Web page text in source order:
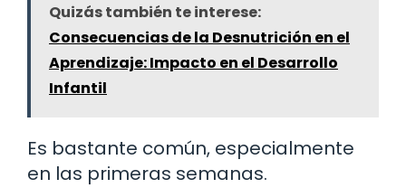
Quizás también te interese:
Consecuencias de la Desnutrición en el
Aprendizaje: Impacto en el Desarrollo
Infantil
Es bastante común, especialmente
en las primeras semanas.